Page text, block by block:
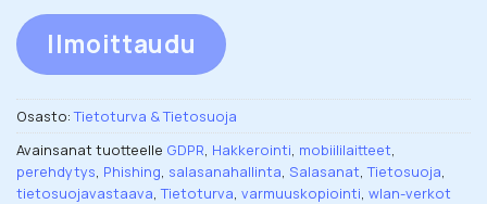
Ilmoittaudu
Osasto:Tietoturva & Tietosuoja
Avainsanat tuotteelle GDPR, Hakkerointi, mobiililaitteet,
perehdytys, Phishing, salasanahallinta, Salasanat,Tietosuoja,
tietosuojavastaava,Tietoturva, varmuuskopiointi, wlan-verkot